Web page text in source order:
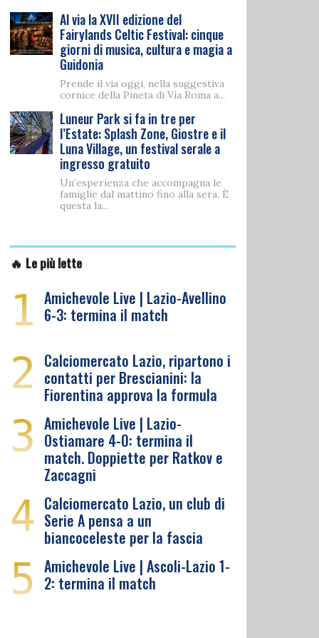
Al via la XVII edizione del
Fairylands Celtic Festival: cinque
giorni di musica, cultura e magia a
Guidonia
Prende il via oggi, nella suggestiva
cornice della Pineta di Via Roma a...
Luneur Park si fa in tre per
l’Estate: Splash Zone, Giostre e il
Luna Village, un festival serale a
ingresso gratuito
Un’esperienza che accompagna le
famiglie dal mattino fino alla sera. È
questa la...
🔥 Le più lette
1 Amichevole Live | Lazio-Avellino
6-3: termina il match
2 Calciomercato Lazio, ripartono i
contatti per Brescianini: la
Fiorentina approva la formula
3 Amichevole Live | Lazio-
Ostiamare 4-0: termina il
match. Doppiette per Ratkov e
Zaccagni
4 Calciomercato Lazio, un club di
Serie A pensa a un
biancoceleste per la fascia
5 Amichevole Live | Ascoli-Lazio 1-
2: termina il match